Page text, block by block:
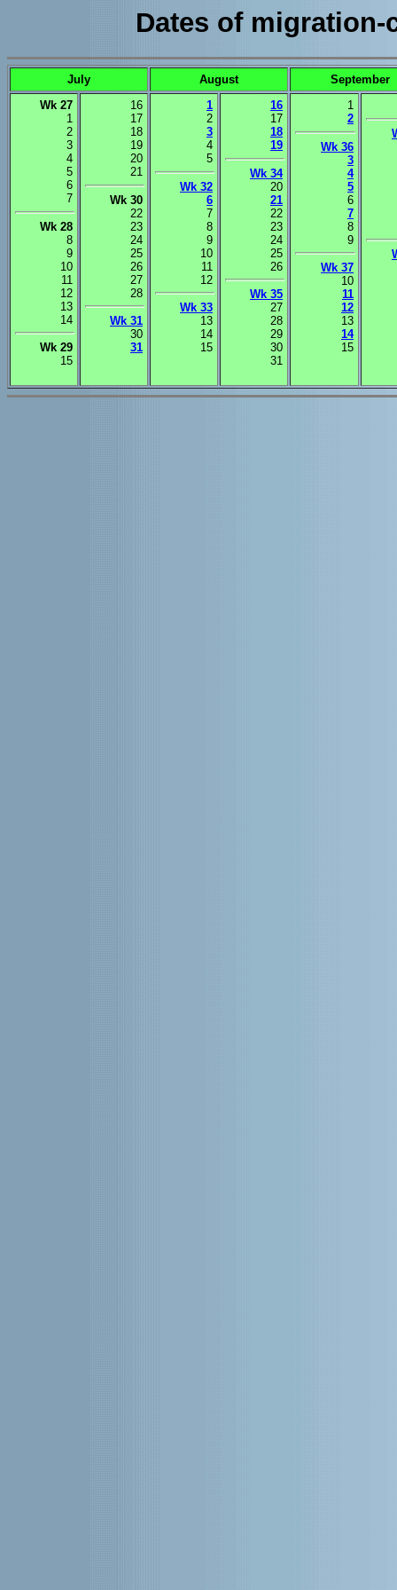
Dates of migration-
July August
September
Wk 27
1
2
3
4
5
6
7
Wk 28
8
9
10
11
12
13
14
Wk 29
15
16
17
18
19
20
21
Wk 30
22
23
24
25
26
27
28
Wk 31
30
31
1
2
3
4
5
Wk 32
6
7
8
9
10
11
12
Wk 33
13
14
15
16
17
18
19
Wk 34
20
21
22
23
24
25
26
Wk 35
27
28
29
30
31
1
2
Wk 36
3
4
5
6
7
8
9
Wk 37
10
11
12
13
14
15